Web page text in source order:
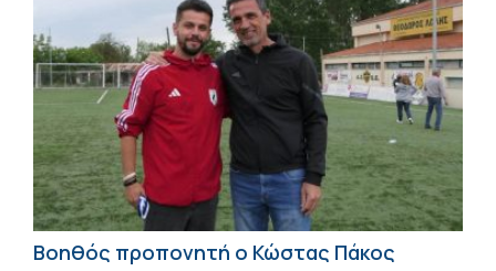
Βοηθός προπονητή ο Κώστας Πάκος